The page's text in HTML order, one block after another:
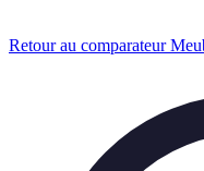
Retour au comparateur